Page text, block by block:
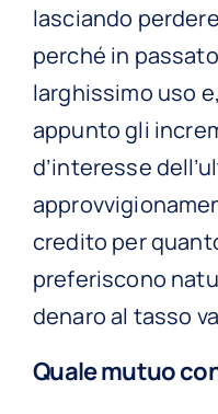
lasciando
perché in
larghissimo uso
appunto gli
d’interesse
credito per
preferiscono
denaro al tasso
Quale mutuo